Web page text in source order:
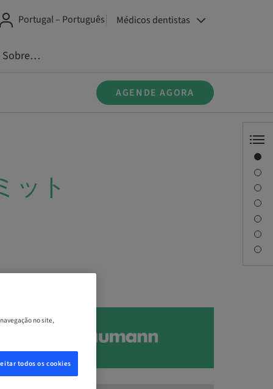
Portugal – Português Médicos dentistas
Sobre…
AGENDE AGORA
ット
no site,
todos os cookies